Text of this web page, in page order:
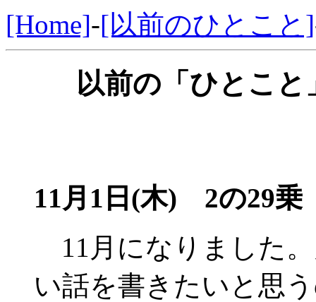
[Home]-[以前のひとこと]
以前の「ひとこ
11月1日(木) 2の29乗
11月になりました
い話を書きたいと思